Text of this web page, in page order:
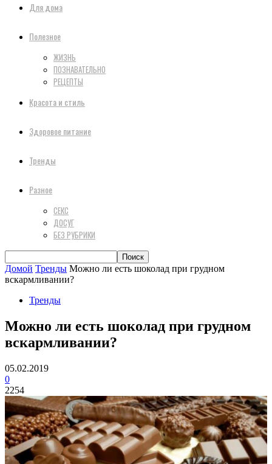
Для дома
Полезное
ЖИЗНЬ
ПОЗНАВАТЕЛЬНО
РЕЦЕПТЫ
Красота и стиль
Здоровое питание
Тренды
Разное
СЕКС
ДОСУГ
БЕЗ РУБРИКИ
Домой Тренды Можно ли есть шоколад при грудном
вскармливании?
Тренды
Можно ли есть шоколад при грудном
вскармливании?
05.02.2019
0
2254